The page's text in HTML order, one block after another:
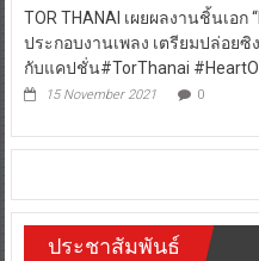
TOR THANAI เผยผลงานชิ้นเอก
ประกอบงานเพลง เตรียมปล่อยซิ
กับแคปชั่น#TorThanai
15 November 2021 0
ประชาสัมพันธ์